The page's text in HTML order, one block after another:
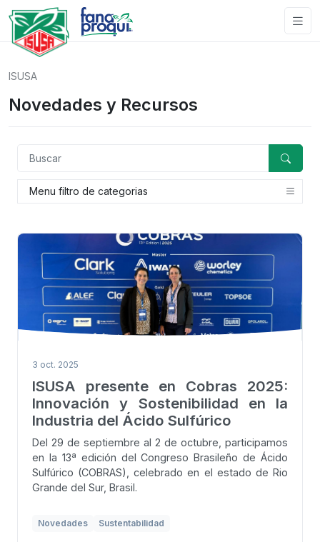
ISUSA
Novedades y Recursos
Menu filtro de categorias
3 oct. 2025
ISUSA presente en Cobras 2025:
Innovación y Sostenibilidad en la
Industria del Ácido Sulfúrico
Del 29 de septiembre al 2 de octubre, participamos
en la 13ª edición del Congreso Brasileño de Ácido
Sulfúrico (COBRAS), celebrado en el estado de Rio
Grande del Sur, Brasil.
Novedades Sustentabilidad